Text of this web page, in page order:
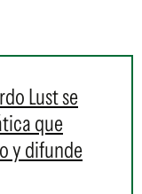
Lust se
que
y difunde